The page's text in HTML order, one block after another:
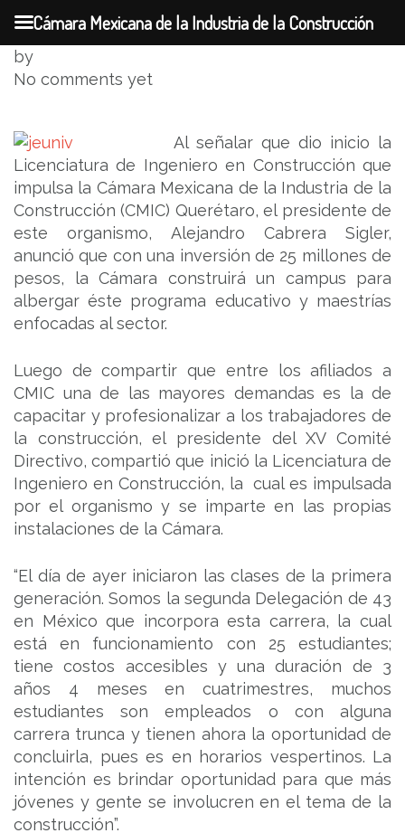
Skip
to
by
No comments yet
Al señalar que dio inicio la
Licenciatura de Ingeniero en Construcción que
impulsa la Cámara Mexicana de la Industria de la
Construcción (CMIC) Querétaro, el presidente de
este organismo, Alejandro Cabrera Sigler,
anunció que con una inversión de 25 millones de
pesos, la Cámara construirá un campus para
albergar éste programa educativo y maestrías
enfocadas al sector.
Luego de compartir que entre los afiliados a
CMIC una de las mayores demandas es la de
capacitar y profesionalizar a los trabajadores de
la construcción, el presidente del XV Comité
Directivo, compartió que inició la Licenciatura de
Ingeniero en Construcción, la cual es impulsada
por el organismo y se imparte en las propias
instalaciones de la Cámara.
“El día de ayer iniciaron las clases de la primera
generación. Somos la segunda Delegación de 43
en México que incorpora esta carrera, la cual
está en funcionamiento con 25 estudiantes;
tiene costos accesibles y una duración de 3
años 4 meses en cuatrimestres, muchos
estudiantes son empleados o con alguna
carrera trunca y tienen ahora la oportunidad de
concluirla, pues es en horarios vespertinos. La
intención es brindar oportunidad para que más
jóvenes y gente se involucren en el tema de la
construcción”.
Cámara Mexicana de la Industria de la Construcción